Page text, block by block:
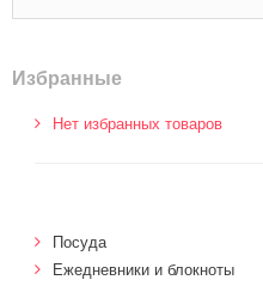
Избранные
Нет избранных товаров
Посуда
Ежедневники и блокноты